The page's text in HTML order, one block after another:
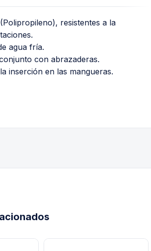
resistentes a la
agua fría.
con abrazaderas.
inserción en las mangueras.